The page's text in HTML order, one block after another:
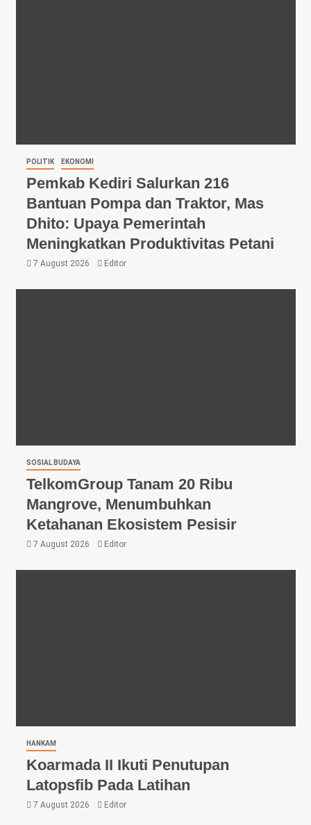
POLITIK EKONOMI
Pemkab Kediri Salurkan 216
Bantuan Pompa dan Traktor, Mas
Dhito: Upaya Pemerintah
Meningkatkan Produktivitas Petani
7 August 2026 Editor
SOSIAL BUDAYA
TelkomGroup Tanam 20 Ribu
Mangrove, Menumbuhkan
Ketahanan Ekosistem Pesisir
7 August 2026 Editor
HANKAM
Koarmada II Ikuti Penutupan
Latopsfib Pada Latihan
7 August 2026 Editor